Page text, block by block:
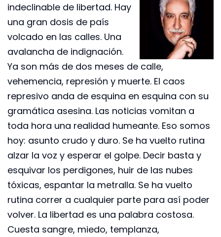
indeclinable de libertad. Hay
una gran dosis de país
volcado en las calles. Una
avalancha de indignación.
Ya son más de dos meses de calle,
vehemencia, represión y muerte. El caos
represivo anda de esquina en esquina con su
gramática asesina. Las noticias vomitan a
toda hora una realidad humeante. Eso somos
hoy: asunto crudo y duro. Se ha vuelto rutina
alzar la voz y esperar el golpe. Decir basta y
esquivar los perdigones, huir de las nubes
tóxicas, espantar la metralla. Se ha vuelto
rutina correr a cualquier parte para así poder
volver. La libertad es una palabra costosa.
Cuesta sangre, miedo, templanza,